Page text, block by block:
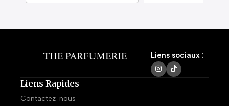
Liens sociaux :
Liens Rapides
Contactez-nous